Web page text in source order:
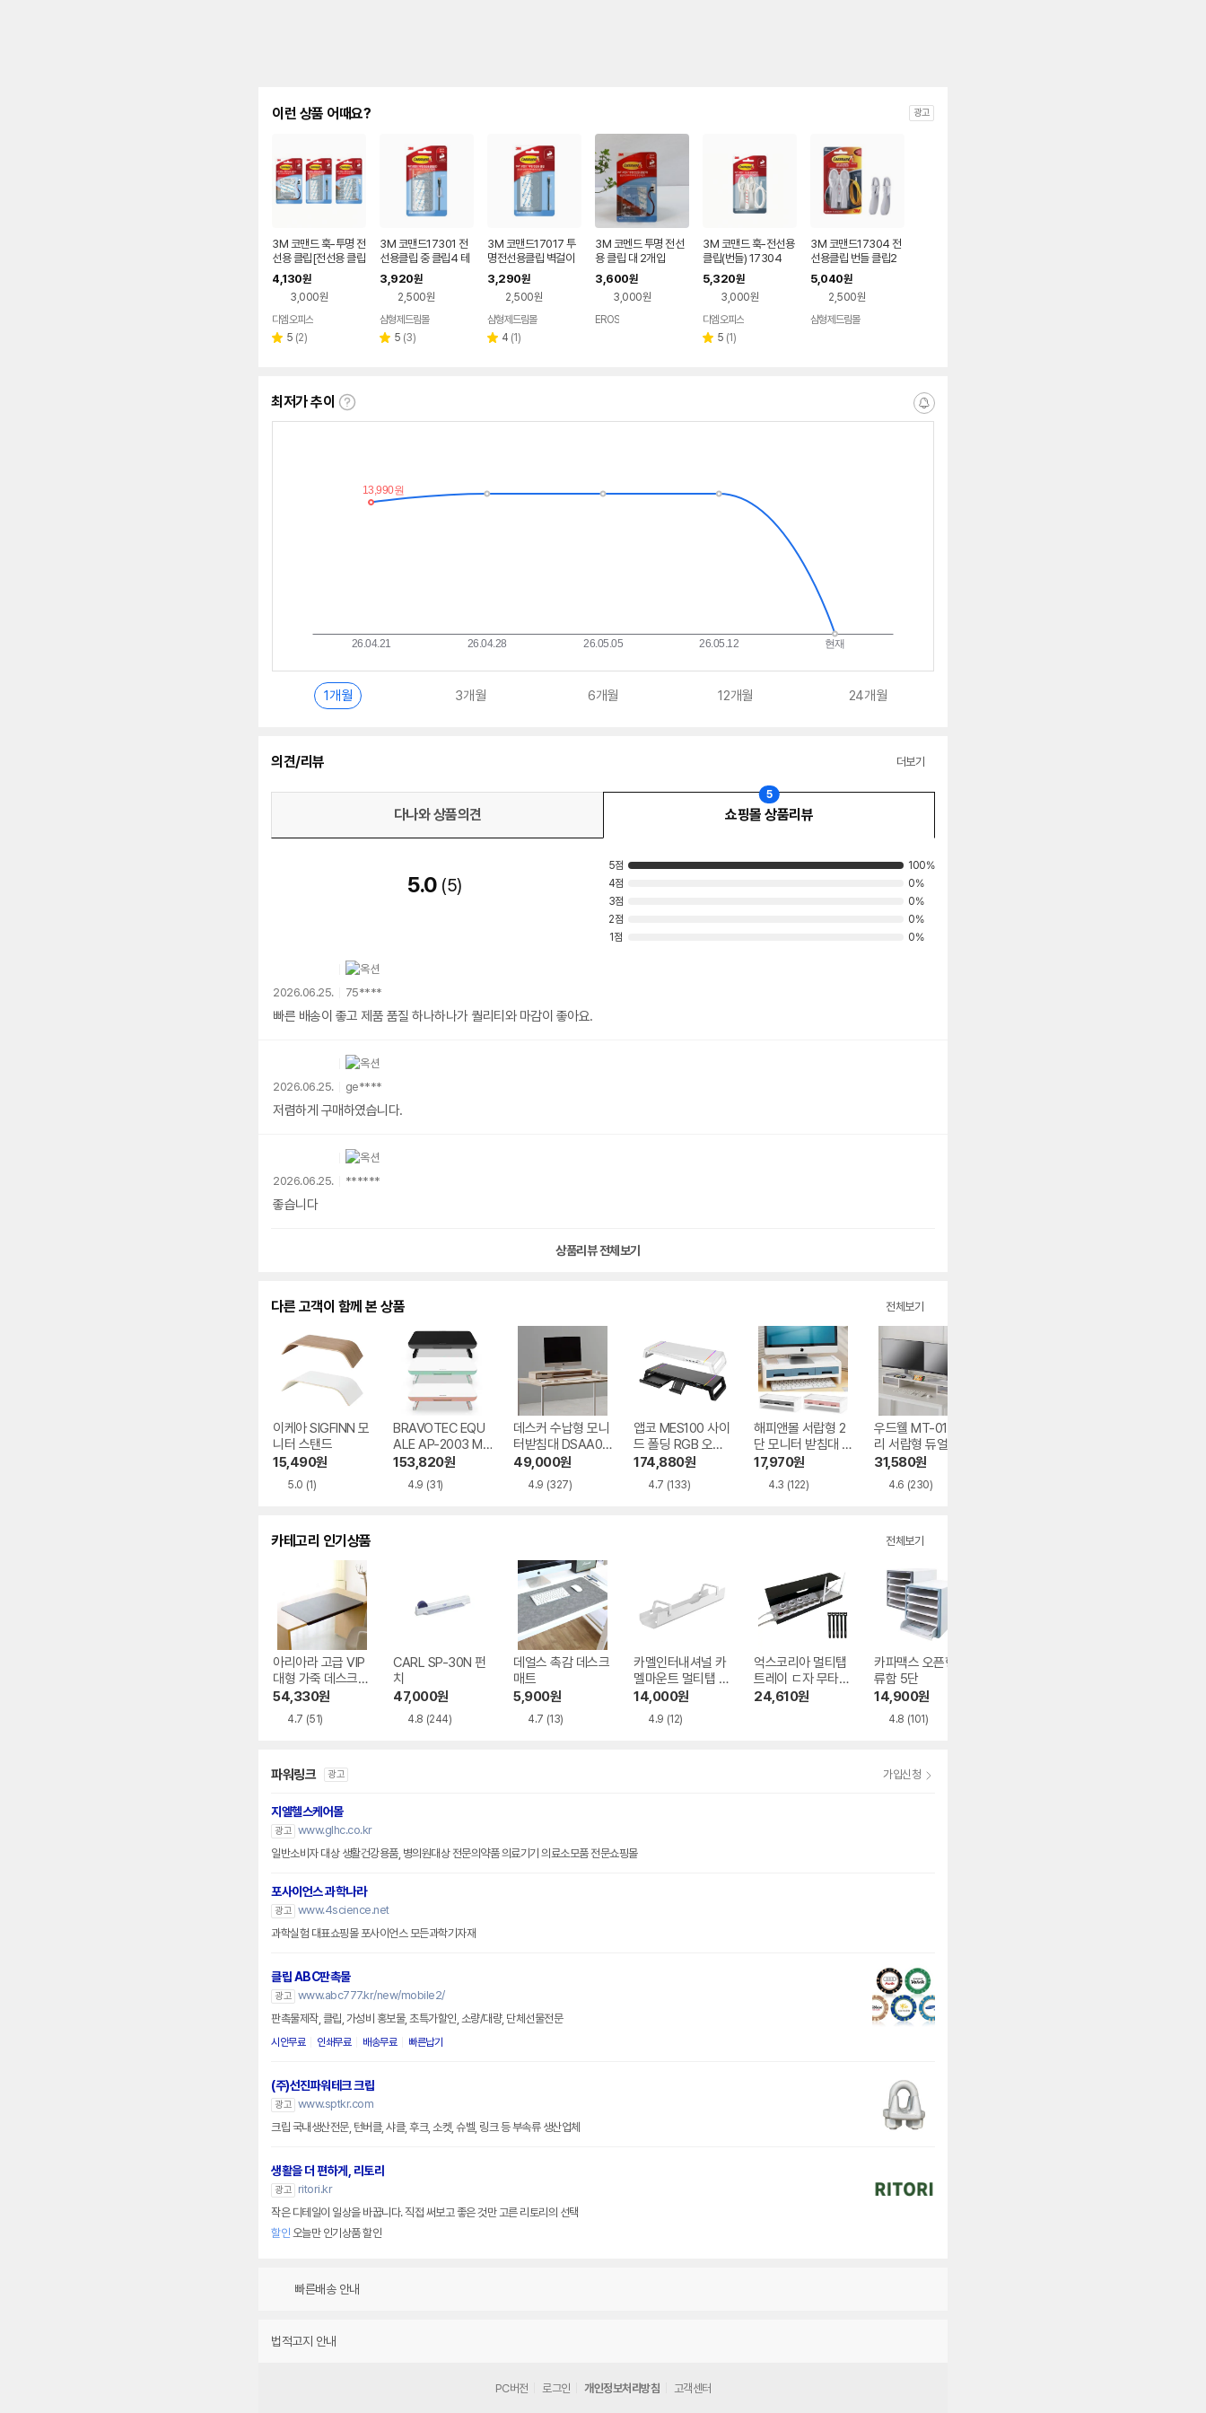
이런 상품 어때요? 광고
3M 코맨드 훅-투명 전
선용 클립[전선용 클립
소(17302),전선용 클
립 중(17301),전선용
클립 대(17303)]
4,130원
3,000원
디엠오피스
별 5 리
(2)
3M 코맨드17301 전
선용클립 중 클립4 테
이프5
3,920원
2,500원
삼형제드림몰
별 5 리
(3)
3M 코맨드17017 투
명전선용클립 벽걸이
4 테이프5
3,290원
2,500원
삼형제드림몰
별 4 리
(1)
3M 코멘드 투명 전선
용 클립 대 2개입
3,600원
3,000원
EROS
3M 코맨드 훅-전선용
클립(번들) 17304
5,320원
3,000원
디엠오피스
별 5 리
(1)
3M 코맨드17304 전
선용클립 번들 클립2
테이프3
5,040원
2,500원
삼형제드림몰
최저가 추이
최
알
1개월 3개월 6개월 12개월 24개월
의견/리뷰 더보기
다나와 상품의견 쇼핑몰 상품리뷰
5
5.0 5
5점
100%
4점
0%
3점
0%
2점
0%
1점
0%
2026.06.25. 75****
빠른 배송이 좋고 제품 품질 하나하나가 퀄리티와 마감이 좋아요.
2026.06.25. ge****
저렴하게 구매하였습니다.
2026.06.25. ******
좋습니다
상품리뷰 전체보기
다른 고객이 함께 본 상품 전체보기
이케아 SIGFINN 모
니터 스탠드
15,490원
5.0 (1)
BRAVOTEC EQU
ALE AP-2003 M-
DESK 모니터받침
153,820원
4.9 (31)
데스커 수납형 모니
터받침대 DSAA03
03
49,000원
4.9 (327)
앱코 MES100 사이
드 폴딩 RGB 오거
나이저 USB 3.0 모
니터받침대
174,880원
4.7 (133)
해피앤몰 서랍형 2
단 모니터 받침대 H
MM-011
17,970원
4.3 (122)
우드웰 MT-01 스토
리 서랍형 듀얼 모
니터받침대 1개
31,580원
4.6 (230)
카테고리 인기상품 전체보기
아리아라 고급 VIP
대형 가죽 데스크패
드
54,330원
4.7 (51)
CARL SP-30N 펀
치
47,000원
4.8 (244)
데얼스 촉감 데스크
매트
5,900원
4.7 (13)
카멜인터내셔널 카
멜마운트 멀티탭 케
이블거치대
14,000원
4.9 (12)
억스코리아 멀티탭
트레이 ㄷ자 무타공
형 대형 + 케이블타
24,610원
카파맥스 오픈형 서
류함 5단
14,900원
4.8 (101)
파워링크 광고 가입신청
지엘헬스케어몰
광고 www.glhc.co.kr
일반소비자 대상 생활건강용품, 병의원대상 전문의약품 의료기기 의료소모품 전문쇼핑몰
포사이언스 과학나라
광고 www.4science.net
과학실험 대표쇼핑몰 포사이언스 모든과학기자재
클립 ABC판촉물
광고 www.abc777.kr/new/mobile2/
판촉물제작, 클립, 가성비 홍보물, 초특가할인, 소량/대량, 단체선물전문
시안무료 인쇄무료 배송무료 빠른납기
(주)선진파워테크 크립
광고 www.sptkr.com
크립 국내생산전문, 턴버클, 샤클, 후크, 소켓, 슈벨, 링크 등 부속류 생산업체
생활을 더 편하게, 리토리
광고
ritori.kr
작은 디테일이 일상을 바꿉니다. 직접 써보고 좋은 것만 고른 리토리의 선택
할인 오늘만 인기상품 할인
빠른배송 안내
법적고지 안내
PC버전 로그인 개인정보처리방침 고객센터